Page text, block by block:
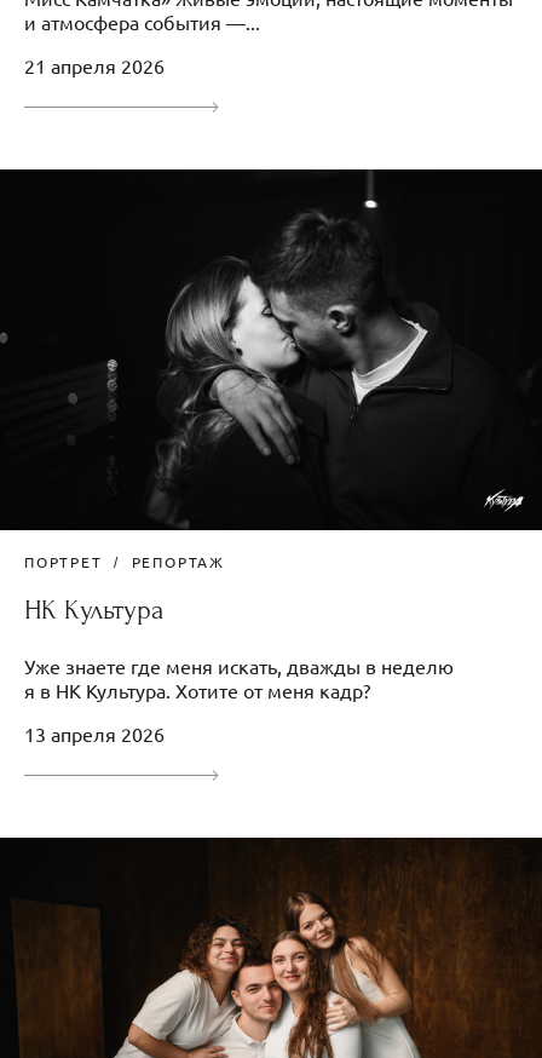
и атмосфера события —...
21 апреля 2026
ПОРТРЕТ РЕПОРТАЖ
НК Культура
Уже знаете где меня искать, дважды в неделю
я в НК Культура. Хотите от меня кадр?
13 апреля 2026